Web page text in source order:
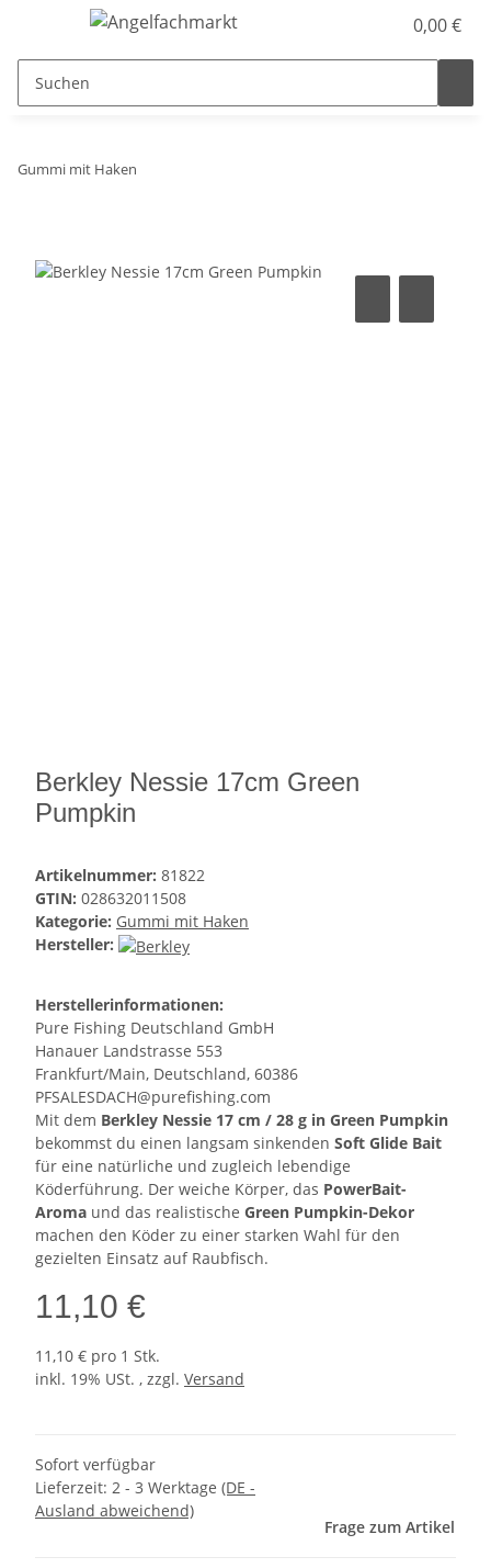
0,00 €
Gummi mit Haken
Berkley Nessie 17cm Green
Pumpkin
Artikelnummer: 81822
GTIN: 028632011508
Kategorie: Gummi mit Haken
Hersteller:
Herstellerinformationen:
Pure Fishing Deutschland GmbH
Hanauer Landstrasse 553
Frankfurt/Main, Deutschland, 60386
PFSALESDACH@purefishing.com
Mit dem Berkley Nessie 17 cm / 28 g in Green Pumpkin
bekommst du einen langsam sinkenden Soft Glide Bait
für eine natürliche und zugleich lebendige
Köderführung. Der weiche Körper, das PowerBait-
Aroma und das realistische Green Pumpkin-Dekor
machen den Köder zu einer starken Wahl für den
gezielten Einsatz auf Raubfisch.
11,10 €
11,10 € pro 1 Stk.
inkl. 19% USt. , zzgl. Versand
Sofort verfügbar
Lieferzeit: 2 - 3 Werktage (DE -
Ausland abweichend)
Frage zum Artikel